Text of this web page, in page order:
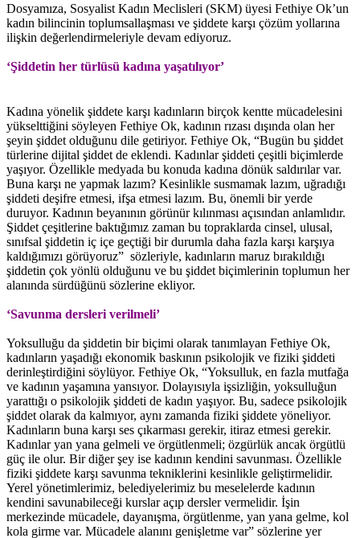
Dosyamıza, Sosyalist Kadın Meclisleri (SKM) üyesi Fethiye Ok’un
kadın bilincinin toplumsallaşması ve şiddete karşı çözüm yollarına
ilişkin değerlendirmeleriyle devam ediyoruz.
‘Şiddetin her türlüsü kadına yaşatılıyor’
Kadına yönelik şiddete karşı kadınların birçok kentte mücadelesini
yükselttiğini söyleyen Fethiye Ok, kadının rızası dışında olan her
şeyin şiddet olduğunu dile getiriyor. Fethiye Ok, “Bugün bu şiddet
türlerine dijital şiddet de eklendi. Kadınlar şiddeti çeşitli biçimlerde
yaşıyor. Özellikle medyada bu konuda kadına dönük saldırılar var.
Buna karşı ne yapmak lazım? Kesinlikle susmamak lazım, uğradığı
şiddeti deşifre etmesi, ifşa etmesi lazım. Bu, önemli bir yerde
duruyor. Kadının beyanının görünür kılınması açısından anlamlıdır.
Şiddet çeşitlerine baktığımız zaman bu topraklarda cinsel, ulusal,
sınıfsal şiddetin iç içe geçtiği bir durumla daha fazla karşı karşıya
kaldığımızı görüyoruz” sözleriyle, kadınların maruz bırakıldığı
şiddetin çok yönlü olduğunu ve bu şiddet biçimlerinin toplumun her
alanında sürdüğünü sözlerine ekliyor.
‘Savunma dersleri verilmeli’
Yoksulluğu da şiddetin bir biçimi olarak tanımlayan Fethiye Ok,
kadınların yaşadığı ekonomik baskının psikolojik ve fiziki şiddeti
derinleştirdiğini söylüyor. Fethiye Ok, “Yoksulluk, en fazla mutfağa
ve kadının yaşamına yansıyor. Dolayısıyla işsizliğin, yoksulluğun
yarattığı o psikolojik şiddeti de kadın yaşıyor. Bu, sadece psikolojik
şiddet olarak da kalmıyor, aynı zamanda fiziki şiddete yöneliyor.
Kadınların buna karşı ses çıkarması gerekir, itiraz etmesi gerekir.
Kadınlar yan yana gelmeli ve örgütlenmeli; özgürlük ancak örgütlü
güç ile olur. Bir diğer şey ise kadının kendini savunması. Özellikle
fiziki şiddete karşı savunma tekniklerini kesinlikle geliştirmelidir.
Yerel yönetimlerimiz, belediyelerimiz bu meselelerde kadının
kendini savunabileceği kurslar açıp dersler vermelidir. İşin
merkezinde mücadele, dayanışma, örgütlenme, yan yana gelme, kol
kola girme var. Mücadele alanını genişletme var” sözlerine yer